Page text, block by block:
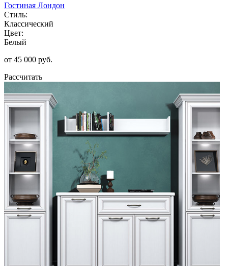
Гостиная Лондон
Стиль:
Классический
Цвет:
Белый
от 45 000 руб.
Рассчитать